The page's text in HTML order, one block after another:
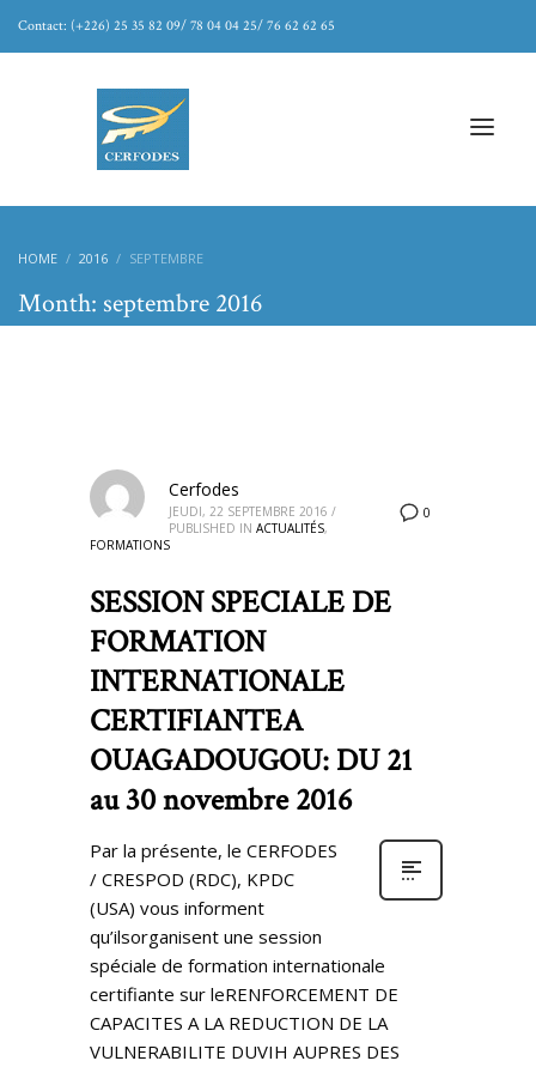
Contact: (+226) 25 35 82 09/ 78 04 04 25/ 76 62 62 65
HOME 2016 SEPTEMBRE
Month: septembre 2016
0
Cerfodes
JEUDI, 22 SEPTEMBRE 2016 /
PUBLISHED IN ACTUALITÉS,
FORMATIONS
SESSION SPECIALE DE
FORMATION
INTERNATIONALE
CERTIFIANTEA
OUAGADOUGOU: DU 21
au 30 novembre 2016
Par la présente, le CERFODES
/ CRESPOD (RDC), KPDC
(USA) vous informent
qu’ilsorganisent une session
spéciale de formation internationale
certifiante sur leRENFORCEMENT DE
CAPACITES A LA REDUCTION DE LA
VULNERABILITE DUVIH AUPRES DES